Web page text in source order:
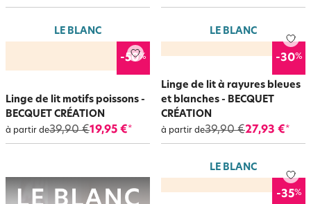
LE BLANC
-50%
Linge de lit motifs poissons -
BECQUET CRÉATION
à partir de39,90 €19,95 €*
LE BLANC
-30%
Linge de lit à rayures bleues
et blanches - BECQUET
CRÉATION
à partir de39,90 €27,93 €*
LE BLANC
-35%